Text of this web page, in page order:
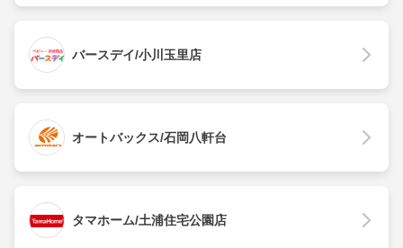
バースデイ/小川玉里店
オートバックス/石岡八軒台
タマホーム/土浦住宅公園店